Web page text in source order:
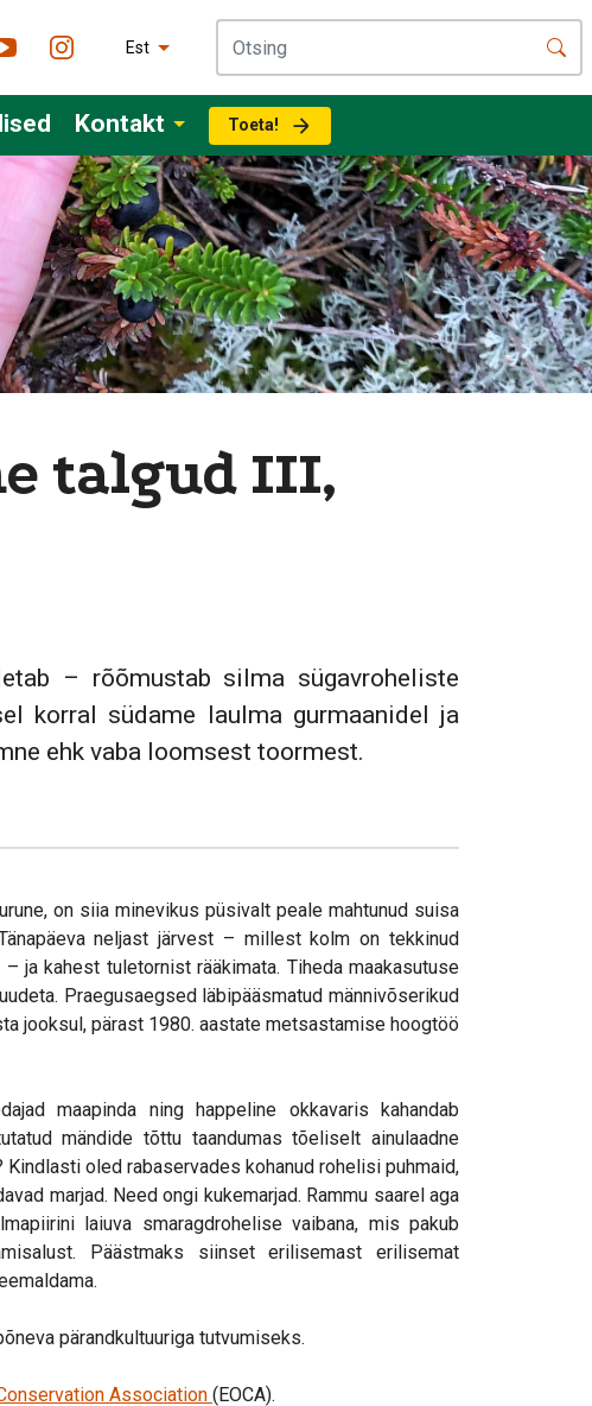
Est
Kontakt Toeta!
talgud III,
– rõõmustab silma sügavroheliste
korral südame laulma gurmaanidel ja
ehk vaba loomsest toormest.
on siia minevikus püsivalt peale mahtunud suisa
neljast järvest – millest kolm on tekkinud
ja kahest tuletornist rääkimata. Tiheda maakasutuse
Praegusaegsed läbipääsmatud männivõserikud
jooksul, pärast 1980. aastate metsastamise hoogtöö
maapinda ning happeline okkavaris kahandab
mändide tõttu taandumas tõeliselt ainulaadne
oled rabaservades kohanud rohelisi puhmaid,
marjad. Need ongi kukemarjad. Rammu saarel aga
laiuva smaragdrohelise vaibana, mis pakub
Päästmaks siinset erilisemast erilisemat
pärandkultuuriga tutvumiseks.
Association (EOCA).